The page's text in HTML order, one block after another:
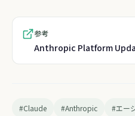
参考
Anthropic Platform
#Claude #Anthropic #エー